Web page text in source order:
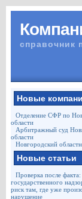
справочник
Новые
Отделение СФР по
области
Арбитражный суд
области
Новгородский
Новые статьи
Проверка после
государственного
риск там, где уже
нарушение